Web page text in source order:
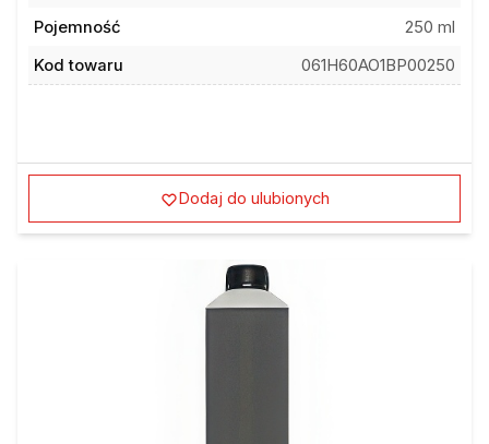
Pojemność
250 ml
Kod towaru
061H60AO1BP00250
Dodaj do ulubionych